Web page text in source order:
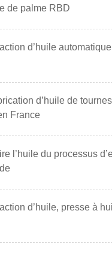
de palme RBD
d’huile
d’huile de
France
l’huile du processus
d’huile, presse à